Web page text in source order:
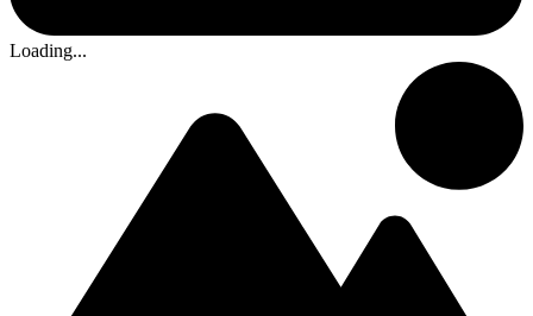
Loading...